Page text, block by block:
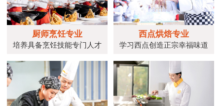
厨师烹饪专业
培养具备烹饪技能专门人才
西点烘焙专业
学习西点创造正宗幸福味道